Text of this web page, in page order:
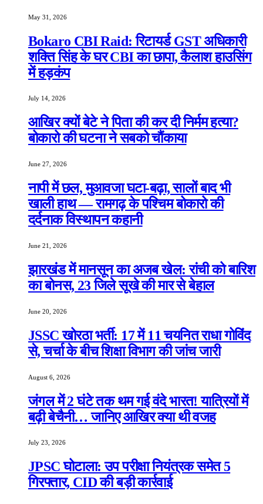
May 31, 2026
Bokaro CBI Raid: रिटायर्ड GST अधिकारी
शक्ति सिंह के घर CBI का छापा, कैलाश हाउसिंग
में हड़कंप
July 14, 2026
आखिर क्यों बेटे ने पिता की कर दी निर्मम हत्या?
बोकारो की घटना ने सबको चौंकाया
June 27, 2026
नापी में छल, मुआवजा घटा-बढ़ा, सालों बाद भी
खाली हाथ — रामगढ़ के पश्चिम बोकारो की
दर्दनाक विस्थापन कहानी
June 21, 2026
झारखंड में मानसून का अजब खेल: रांची को बारिश
का बोनस, 23 जिले सूखे की मार से बेहाल
June 20, 2026
JSSC खोरठा भर्ती: 17 में 11 चयनित राधा गोविंद
से, चर्चा के बीच शिक्षा विभाग की जांच जारी
August 6, 2026
जंगल में 2 घंटे तक थम गई वंदे भारत! यात्रियों में
बढ़ी बेचैनी… जानिए आखिर क्या थी वजह
July 23, 2026
JPSC घोटाला: उप परीक्षा नियंत्रक समेत 5
गिरफ्तार, CID की बड़ी कार्रवाई